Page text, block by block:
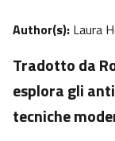
Author(s): Laura
Tradotto da
esplora gli
tecniche